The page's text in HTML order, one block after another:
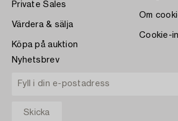
Private Sales
Värdera & sälja
Köpa på auktion
Om
Cookie-
Nyhetsbrev